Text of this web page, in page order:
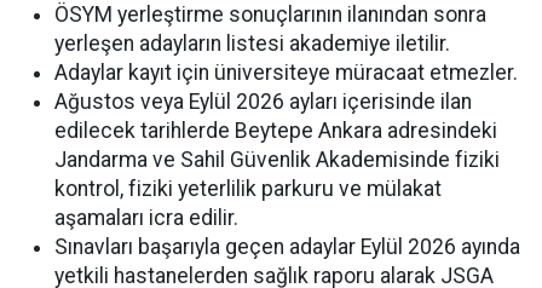
ÖSYM yerleştirme sonuçlarının ilanından sonra
yerleşen adayların listesi akademiye iletilir.
Adaylar kayıt için üniversiteye müracaat etmezler.
Ağustos veya Eylül 2026 ayları içerisinde ilan
edilecek tarihlerde Beytepe Ankara adresindeki
Jandarma ve Sahil Güvenlik Akademisinde fiziki
kontrol, fiziki yeterlilik parkuru ve mülakat
aşamaları icra edilir.
Sınavları başarıyla geçen adaylar Eylül 2026 ayında
yetkili hastanelerden sağlık raporu alarak JSGA